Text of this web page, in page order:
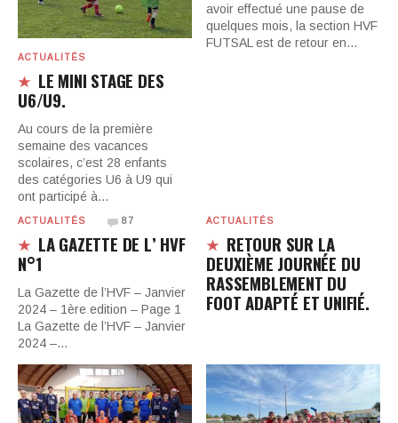
ACTUALITÉS
LE MINI STAGE DES
U6/U9.
Au cours de la première
semaine des vacances
scolaires, c’est 28 enfants
des catégories U6 à U9 qui
ont participé à…
avoir effectué une pause de
quelques mois, la section HVF
FUTSAL est de retour en…
ACTUALITÉS 87
LA GAZETTE DE L’ HVF
N°1
La Gazette de l’HVF – Janvier
2024 – 1ère edition – Page 1
La Gazette de l’HVF – Janvier
2024 –…
ACTUALITÉS
RETOUR SUR LA
DEUXIÈME JOURNÉE DU
RASSEMBLEMENT DU
FOOT ADAPTÉ ET UNIFIÉ.